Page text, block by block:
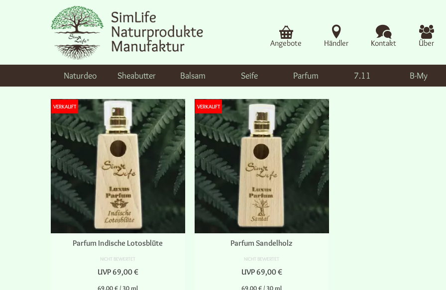
Angebote Händler Kontakt Über
Naturdeo Sheabutter Balsam Seife Parfum 7.11 B-My
VERKAUFT
Parfum Indische Lotosblüte
NICHT BEWERTET
UVP 69,00€
69,00€ / 30 ml
VERKAUFT
Parfum Sandelholz
NICHT BEWERTET
UVP 69,00€
69,00€ / 30 ml